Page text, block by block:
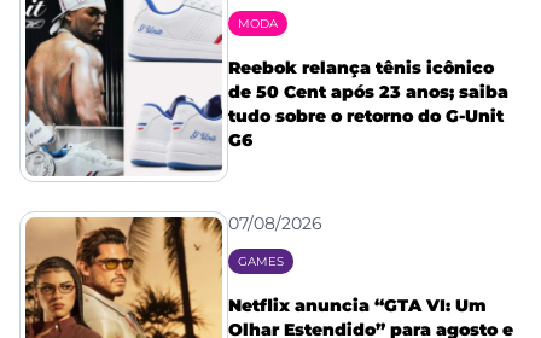
MODA
Reebok relança tênis icônico
de 50 Cent após 23 anos; saiba
tudo sobre o retorno do G-Unit
G6
07/08/2026
GAMES
Netflix anuncia “GTA VI: Um
Olhar Estendido” para agosto e